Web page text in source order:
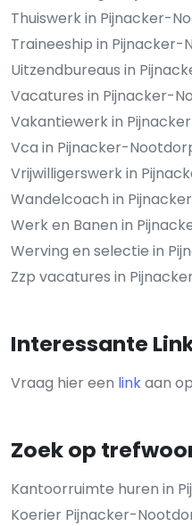
Thuiswerk in Pijnacker-
Traineeship in Pijnacker-
Uitzendbureaus in
Vacatures in Pijnacker-
Vakantiewerk in
Vca in Pijnacker-
Vrijwilligerswerk in
Wandelcoach in
Werk en Banen in
Werving en selectie in
Zzp vacatures in
Interessante
Vraag hier een linkaan
Zoek op
Kantoorruimte huren in
Koerier Pijnacker-